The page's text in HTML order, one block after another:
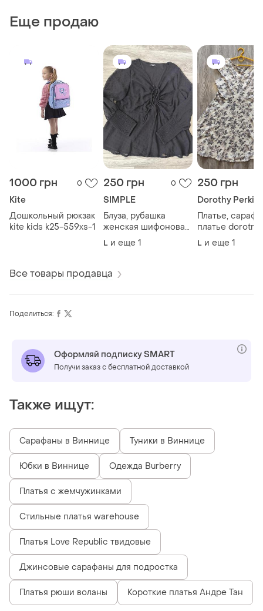
Еще продаю
1000 грн 0
Kite
Дошкольный рюкзак
kite kids k25-559xs-1
250 грн 0
SIMPLE
Блуза, рубашка
женская шифоновая
simple by..
L и еще 1
250 грн
Dorothy Perkins
Платье,
платье dorotny
perkins.
L и еще 1
Все товары продавца
Поделиться:
Оформляй подписку SMART
Получи заказ с бесплатной доставкой
Также ищут:
Сарафаны в Виннице Туники в Виннице
Юбки в Виннице Одежда Burberry
Платья с жемчужинками
Стильные платья warehouse
Платья Love Republic твидовые
Джинсовые сарафаны для подростка
Платья рюши воланы Короткие платья Андре Тан